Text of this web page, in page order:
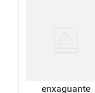
enxaguante